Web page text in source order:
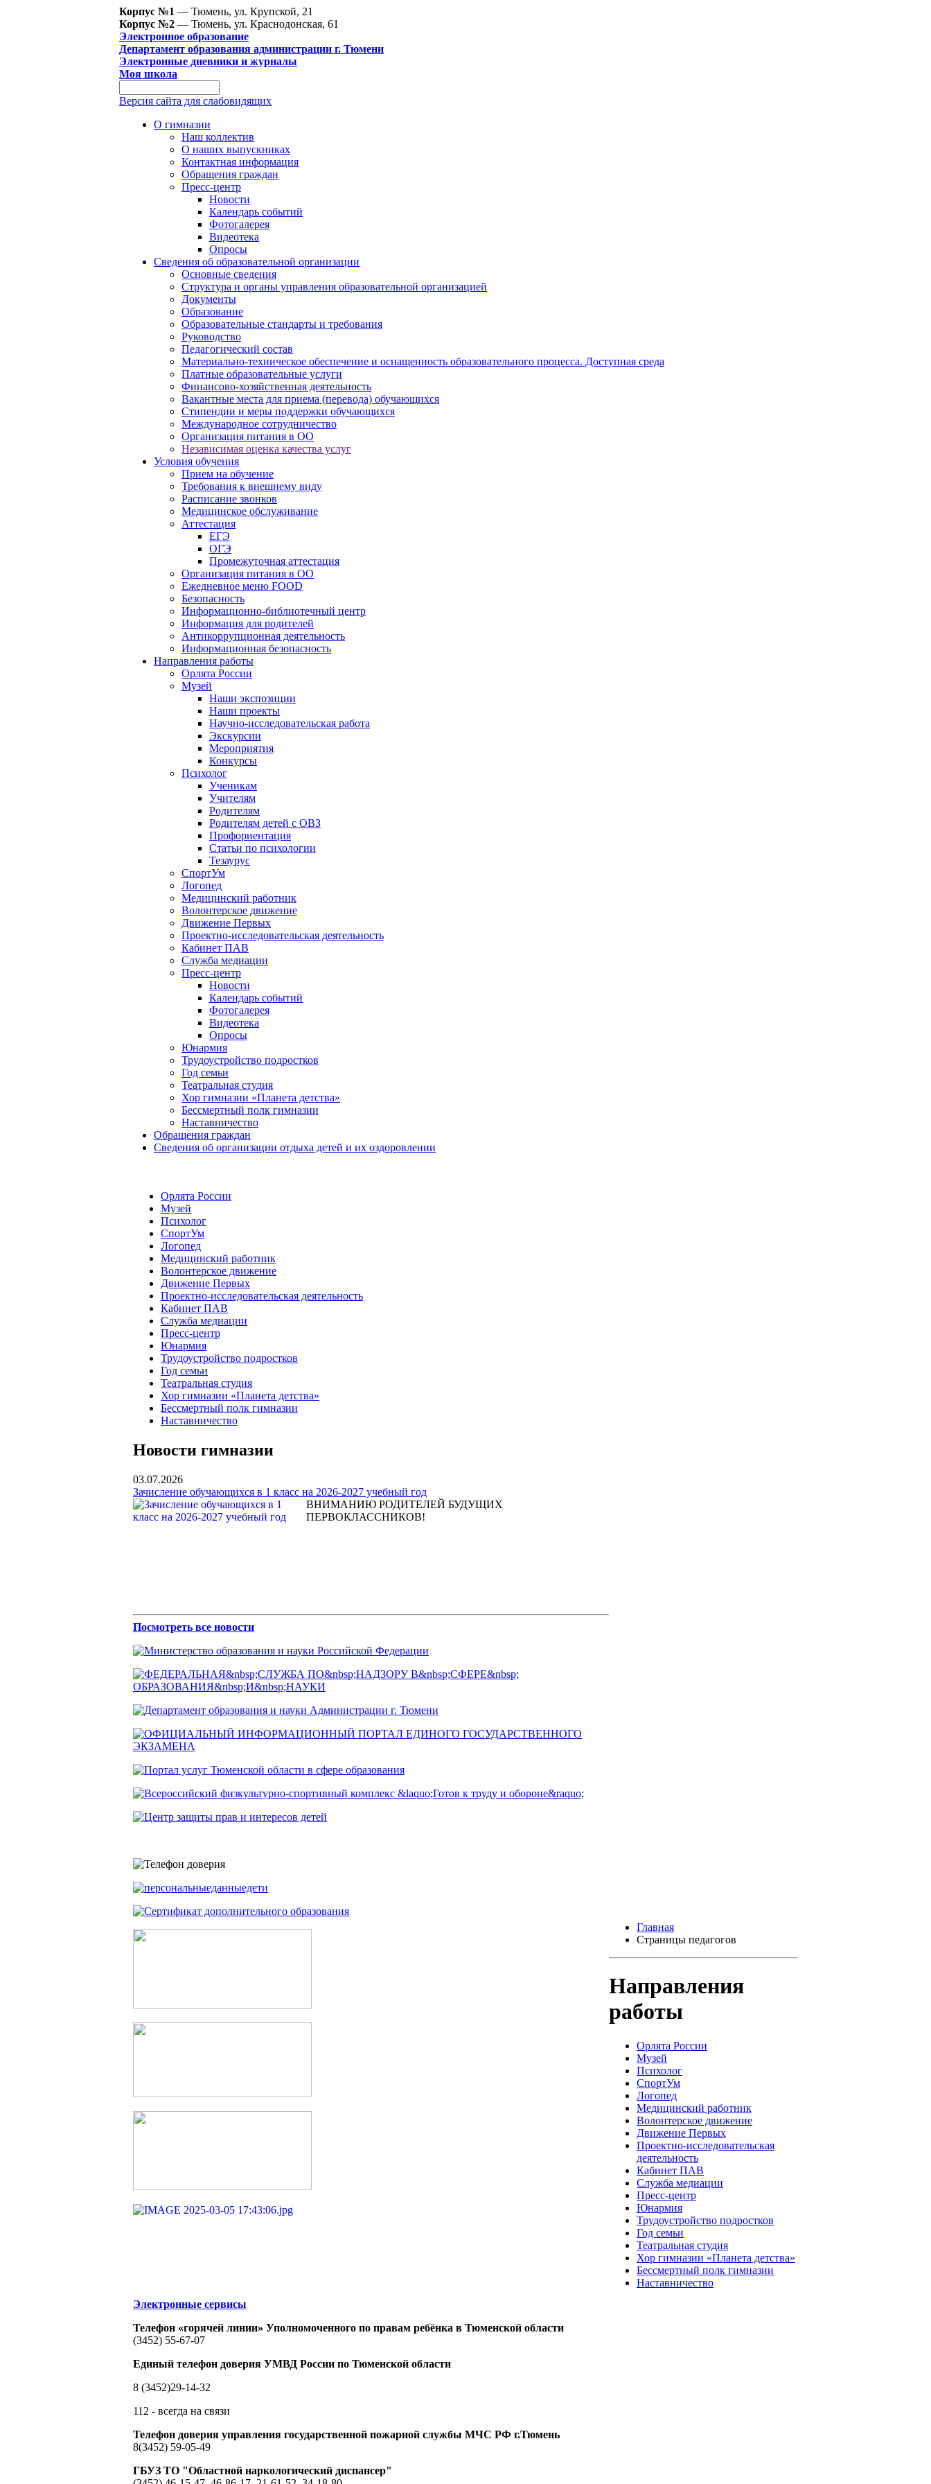
Корпус №1 — Тюмень, ул. Крупской, 21
Корпус №2 — Тюмень, ул. Краснодонская, 61
Электронное образование
Департамент образования администрации г. Тюмени
Электронные дневники и журналы
Моя школа
Версия сайта для слабовидящих
О гимназии
Наш коллектив
О наших выпускниках
Контактная информация
Обращения граждан
Пресс-центр
Новости
Календарь событий
Фотогалерея
Видеотека
Опросы
Сведения об образовательной организации
Основные сведения
Структура и органы управления образовательной организацией
Документы
Образование
Образовательные стандарты и требования
Руководство
Педагогический состав
Материально-техническое обеспечение и оснащенность образовательного процесса. Доступная среда
Платные образовательные услуги
Финансово-хозяйственная деятельность
Вакантные места для приема (перевода) обучающихся
Стипендии и меры поддержки обучающихся
Международное сотрудничество
Организация питания в ОО
Независимая оценка качества услуг
Условия обучения
Прием на обучение
Требования к внешнему виду
Расписание звонков
Медицинское обслуживание
Аттестация
ЕГЭ
ОГЭ
Промежуточная аттестация
Организация питания в ОО
Ежедневное меню FOOD
Безопасность
Информационно-библиотечный центр
Информация для родителей
Антикоррупционная деятельность
Информационная безопасность
Направления работы
Орлята России
Музей
Наши экспозиции
Наши проекты
Научно-исследовательская работа
Экскурсии
Мероприятия
Конкурсы
Психолог
Ученикам
Учителям
Родителям
Родителям детей с ОВЗ
Профориентация
Статьи по психологии
Тезаурус
СпортУм
Логопед
Медицинский работник
Волонтерское движение
Движение Первых
Проектно-исследовательская деятельность
Кабинет ПАВ
Служба медиации
Пресс-центр
Новости
Календарь событий
Фотогалерея
Видеотека
Опросы
Юнармия
Трудоустройство подростков
Год семьи
Театральная студия
Хор гимназии «Планета детства»
Бессмертный полк гимназии
Наставничество
Обращения граждан
Сведения об организации отдыха детей и их оздоровлении
Орлята России
Музей
Психолог
СпортУм
Логопед
Медицинский работник
Волонтерское движение
Движение Первых
Проектно-исследовательская деятельность
Кабинет ПАВ
Служба медиации
Пресс-центр
Юнармия
Трудоустройство подростков
Год семьи
Театральная студия
Хор гимназии «Планета детства»
Бессмертный полк гимназии
Наставничество
Новости гимназии
03.07.2026
Зачисление обучающихся в 1 класс на 2026-2027 учебный год
ВНИМАНИЮ РОДИТЕЛЕЙ БУДУЩИХ
ПЕРВОКЛАССНИКОВ!
Посмотреть все новости
Электронные сервисы
Телефон «горячей линии» Уполномоченного по правам ребёнка в Тюменской области
(3452) 55-67-07
Единый телефон доверия УМВД России по Тюменской области
8 (3452)29-14-32
112 - всегда на связи
Телефон доверия управления государственной пожарной службы МЧС РФ г.Тюмень
8(3452) 59-05-49
ГБУЗ ТО "Областной наркологический диспансер"
Главная
Страницы педагогов
Направления
работы
Орлята России
Музей
Психолог
СпортУм
Логопед
Медицинский работник
Волонтерское движение
Движение Первых
Проектно-исследовательская
деятельность
Кабинет ПАВ
Служба медиации
Пресс-центр
Юнармия
Трудоустройство подростков
Год семьи
Театральная студия
Хор гимназии «Планета детства»
Бессмертный полк гимназии
Наставничество